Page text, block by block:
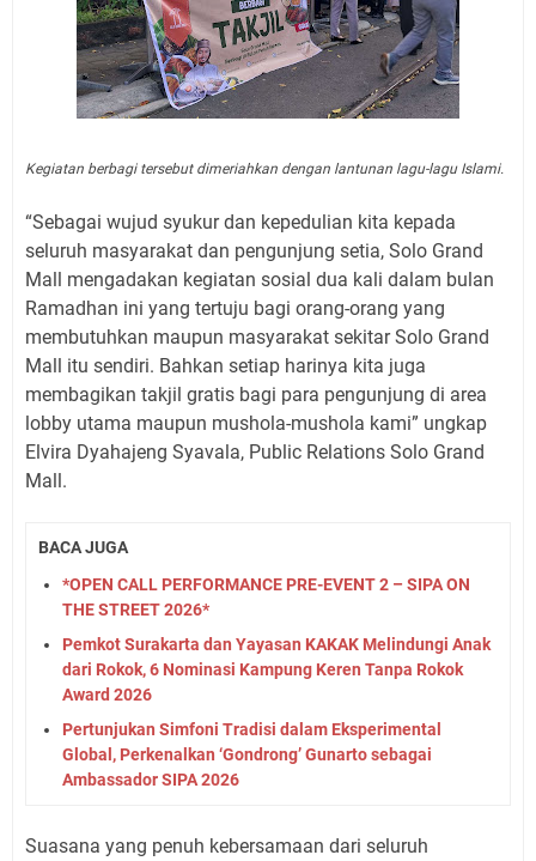
Kegiatan berbagi tersebut dimeriahkan dengan lantunan lagu-lagu Islami.
“Sebagai wujud syukur dan kepedulian kita kepada
seluruh masyarakat dan pengunjung setia, Solo Grand
Mall mengadakan kegiatan sosial dua kali dalam bulan
Ramadhan ini yang tertuju bagi orang-orang yang
membutuhkan maupun masyarakat sekitar Solo Grand
Mall itu sendiri. Bahkan setiap harinya kita juga
membagikan takjil gratis bagi para pengunjung di area
lobby utama maupun mushola-mushola kami” ungkap
Elvira Dyahajeng Syavala, Public Relations Solo Grand
Mall.
BACA JUGA
*OPEN CALL PERFORMANCE PRE-EVENT 2 – SIPA ON
THE STREET 2026*
Pemkot Surakarta dan Yayasan KAKAK Melindungi Anak
dari Rokok, 6 Nominasi Kampung Keren Tanpa Rokok
Award 2026
Pertunjukan Simfoni Tradisi dalam Eksperimental
Global, Perkenalkan ‘Gondrong’ Gunarto sebagai
Ambassador SIPA 2026
Suasana yang penuh kebersamaan dari seluruh